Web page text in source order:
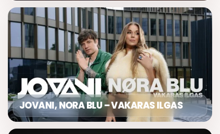
JOVANI, NORA BLU – VAKARAS ILGAS